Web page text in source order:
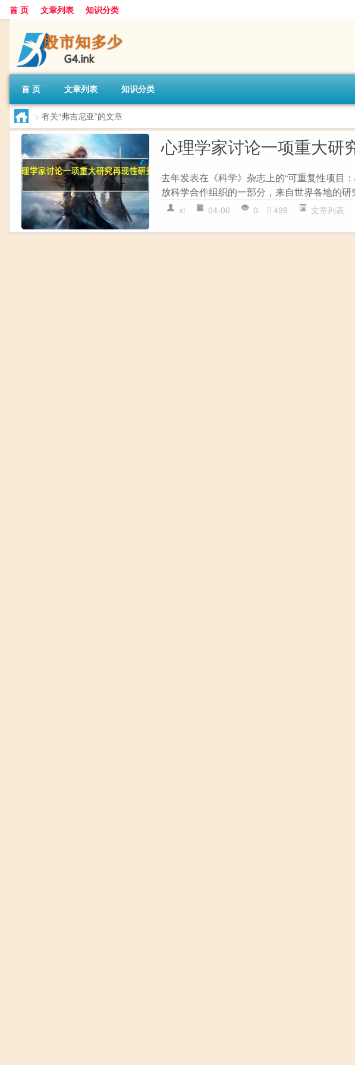
首 页 文章列表 知识分类
首 页 文章列表 知识分类
> 有关“弗吉尼亚”的文章
心理学家讨论一项重大研
去年发表在《科学》杂志上的“可重复性项目
放科学合作组织的一部分，来自世界各地的研
xl 04-06 0 499 文章列表